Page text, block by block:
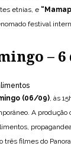
etnias, e “
festival
–
(06/09), às
A produção
três filmes do